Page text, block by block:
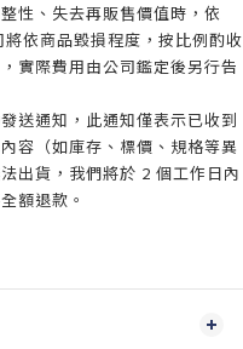
性、失去再販售價值時，依
依商品毀損程度，按比例酌收
實際費用由公司鑑定後另行告
送通知，此通知僅表示已收到
容（如庫存、標價、規格等異
出貨，我們將於 2 個工作日內
額退款。